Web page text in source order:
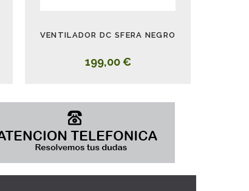
VENTILADOR DC SFERA NEGRO
199,00 €